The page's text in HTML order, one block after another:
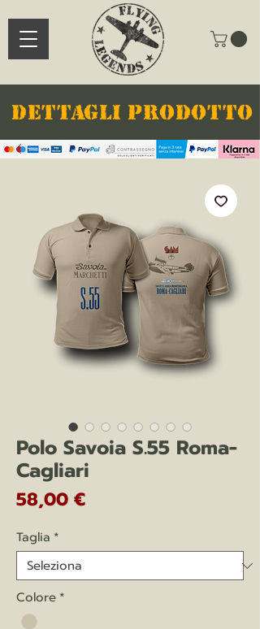
DETTAGLI PRODOTTO
Polo Savoia S.55 Roma-
Cagliari
58,00 €Prezzo
Taglia *
Colore *